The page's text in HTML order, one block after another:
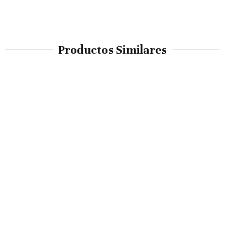
Productos Similares